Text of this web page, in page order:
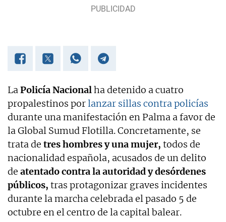
LaPolicía Nacionalha detenido a cuatro
propalestinos porlanzar sillas contra policías
durante una manifestación en Palma a favor de
la Global Sumud Flotilla. Concretamente, se
trata de tres hombres y una mujer, todos de
nacionalidad española, acusados de un delito
de atentado contra la autoridad y desórdenes
públicos, tras protagonizar graves incidentes
durante la marcha celebrada el pasado 5 de
octubre en el centro de la capital balear.